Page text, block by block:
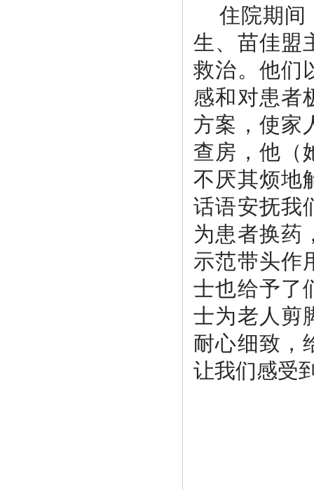
住院期间
生 、苗佳盟
救治。他们
感和对患者
方案，使家
查房，他（
不厌其烦地
话语安抚我
为患者换药
示范带头作
士也给予了
士为老人剪
耐心细致，
让我们感受